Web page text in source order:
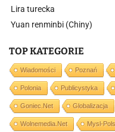
Lira turecka
Yuan renminbi (Chiny)
TOP KATEGORIE
Wiadomości Poznań
Polonia Publicystyka
Goniec.net Globalizacja
Wolnemedia.net Mysl-